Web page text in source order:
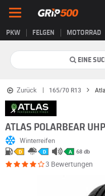
PKW FELGEN MOTORRAD
EINE
Zurück 165/70 R13
ATLAS POLARBEAR
Winterreifen
D D A 68 db
3 Bewertungen